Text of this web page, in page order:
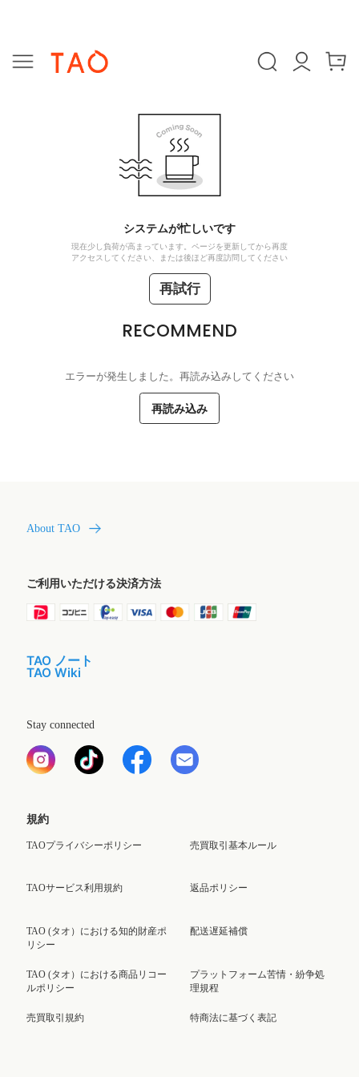
システムが忙しいです
現在少し負荷が高まっています。ページを更新してから再度
アクセスしてください、または後ほど再度訪問してください
再試行
RECOMMEND
エラーが発生しました。再読み込みしてください
再読み込み
About TAO
ご利用いただける決済方法
TAO ノート
TAO Wiki
Stay connected
規約
TAOプライバシーポリシー
TAOサービス利用規約
TAO (タオ）における知的財産ポ
リシー
TAO (タオ）における商品リコー
ルポリシー
売買取引規約
売買取引基本ルール
返品ポリシー
配送遅延補償
プラットフォーム苦情・紛争処
理規程
特商法に基づく表記